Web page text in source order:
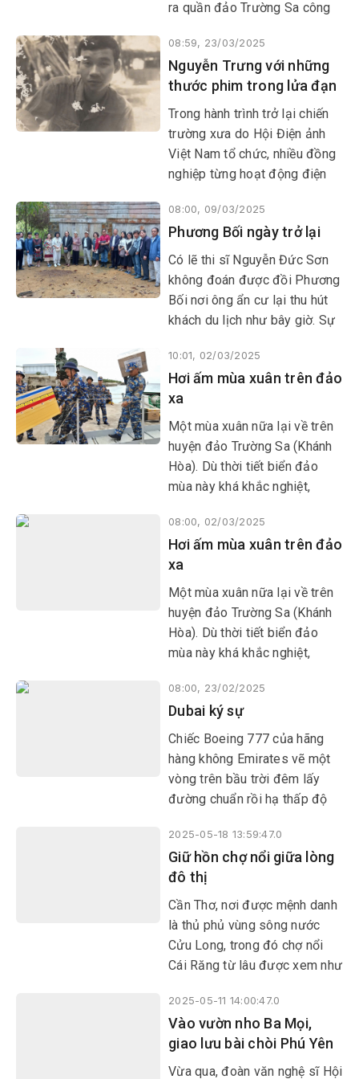
ra quần đảo Trường Sa công
Tham quan buồng lái, chúng
tôi bất ngờ về mức độ hiện
đại của con tàu do Việt Nam
đóng này.
08:59, 23/03/2025
Nguyễn Trưng với những
thước phim trong lửa đạn
Trong hành trình trở lại chiến
trường xưa do Hội Điện ảnh
Việt Nam tổ chức, nhiều đồng
nghiệp từng hoạt động điện
quay phim Nguyễn Trưng.
Không chỉ để lại cho điện ảnh
tài liệu Việt Nam những thước
phim vô giá được quay trong
lửa đạn, mà sự sống sót của
anh trước bủa vây súng đạn
diệu…
08:00, 09/03/2025
Phương Bối ngày trở lại
Có lẽ thi sĩ Nguyễn Đức Sơn
không đoán được đồi Phương
Bối nơi ông ẩn cư lại thu hút
khách du lịch như bây giờ. Sự
con thật khó hình dung đối với
nhiều người, ngay cả tìm trong
tiểu thuyết…
10:01, 02/03/2025
Hơi ấm mùa xuân trên đảo
xa
​​​​​​​Một mùa xuân nữa lại về trên
huyện đảo Trường Sa (Khánh
Hòa). Dù thời tiết biển đảo
mùa này khá khắc nghiệt,
lòng cùng nhau vượt qua khó
khăn, quân và dân nơi đây đã
và đang vượt lên tất cả.
08:00, 02/03/2025
Hơi ấm mùa xuân trên đảo
xa
Một mùa xuân nữa lại về trên
huyện đảo Trường Sa (Khánh
Hòa). Dù thời tiết biển đảo
mùa này khá khắc nghiệt,
lòng cùng nhau vượt qua khó
khăn, quân và dân nơi đây đã
và đang vượt lên tất cả.
08:00, 23/02/2025
Dubai ký sự
Chiếc Boeing 777 của hãng
hàng không Emirates vẽ một
vòng trên bầu trời đêm lấy
đường chuẩn rồi hạ thấp độ
sáng, Dubai hiện lên dưới cánh
bay với muôn sắc màu rực rỡ
như một thành phố ngàn đêm
vẫn thức.
2025-05-18 13:59:47.0
Giữ hồn chợ nổi giữa lòng
đô thị
​​​​​​​Cần Thơ, nơi được mệnh danh
là thủ phủ vùng sông nước
Cửu Long, trong đó chợ nổi
Cái Răng từ lâu được xem như
qua khi có dịp đặt chân đến
vùng đất Tây Đô.
2025-05-11 14:00:47.0
Vào vườn nho Ba Mọi,
giao lưu bài chòi Phú Yên
​​​​​​​Vừa qua, đoàn văn nghệ sĩ Hội